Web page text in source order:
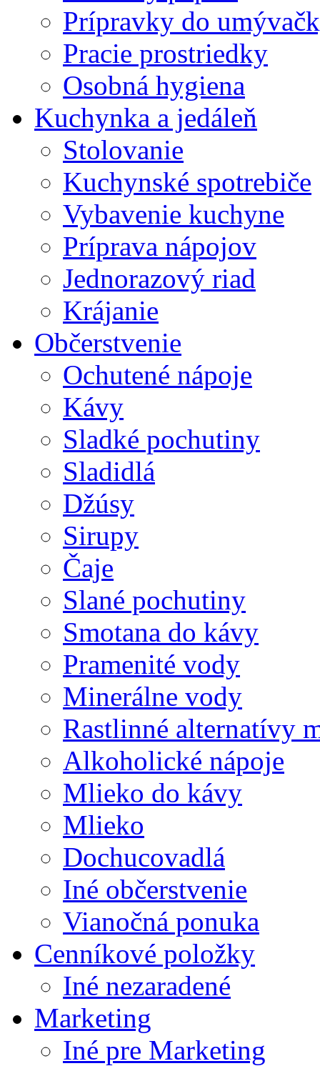
Prípravky do
Pracie prostriedky
Osobná hygiena
Kuchynka a jedáleň
Stolovanie
Kuchynské spotrebiče
Vybavenie kuchyne
Príprava nápojov
Jednorazový riad
Krájanie
Občerstvenie
Ochutené nápoje
Kávy
Sladké pochutiny
Sladidlá
Džúsy
Sirupy
Čaje
Slané pochutiny
Smotana do kávy
Pramenité vody
Minerálne vody
Rastlinné alternatívy
Alkoholické nápoje
Mlieko do kávy
Mlieko
Dochucovadlá
Iné občerstvenie
Vianočná ponuka
Cenníkové položky
Iné nezaradené
Marketing
Iné pre Marketing